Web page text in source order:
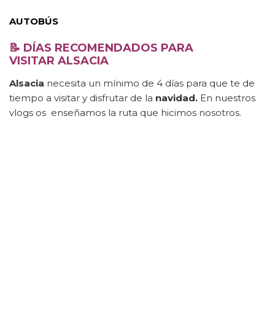
AUTOBÚS
📝 DÍAS RECOMENDADOS PARA
VISITAR ALSACIA
Alsacia necesita un mínimo de 4 días para que te de
tiempo a visitar y disfrutar de la navidad. En nuestros
vlogs os enseñamos la ruta que hicimos nosotros.